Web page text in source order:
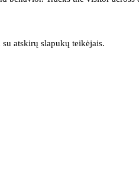
atskirų slapukų teikėjais.